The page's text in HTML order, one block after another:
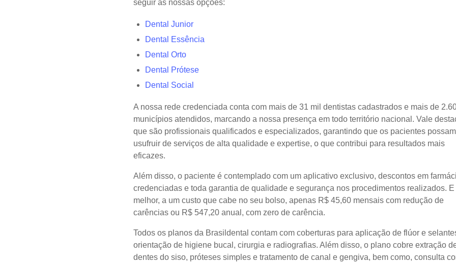
seguir as nossas opções:
Dental Junior
Dental Essência
Dental Orto
Dental Prótese
Dental Social
A nossa rede credenciada conta com mais de 31 mil dentistas cadastrados e mais de
municípios atendidos, marcando a nossa presença em todo território nacional. Vale
que são profissionais qualificados e especializados, garantindo que os pacientes possam
usufruir de serviços de alta qualidade e expertise, o que contribui para resultados mais
eficazes.
Além disso, o paciente é contemplado com um aplicativo exclusivo, descontos em
credenciadas e toda garantia de qualidade e segurança nos procedimentos realizados. E
melhor, a um custo que cabe no seu bolso, apenas R$ 45,60 mensais com redução de
carências ou R$ 547,20 anual, com zero de carência.
Todos os planos da Brasildental contam com coberturas para aplicação de flúor e
orientação de higiene bucal, cirurgia e radiografias. Além disso, o plano cobre extração
dentes do siso, próteses simples e tratamento de canal e gengiva, bem como, consulta